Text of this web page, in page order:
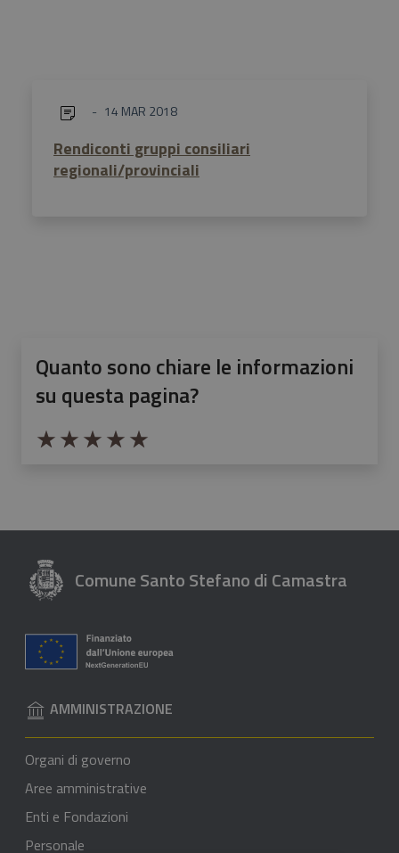
14 MAR 2018
Rendiconti gruppi consiliari
regionali/provinciali
Quanto sono chiare le informazioni
su questa pagina?
Valuta da 1 a 5 stelle la pagina
Comune Santo Stefano di Camastra
AMMINISTRAZIONE
Organi di governo
Aree amministrative
Enti e Fondazioni
Personale